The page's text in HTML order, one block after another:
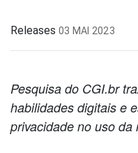
Releases 03 MAI 2023
Pesquisa do CGI.br
habilidades digitais e
privacidade no uso da